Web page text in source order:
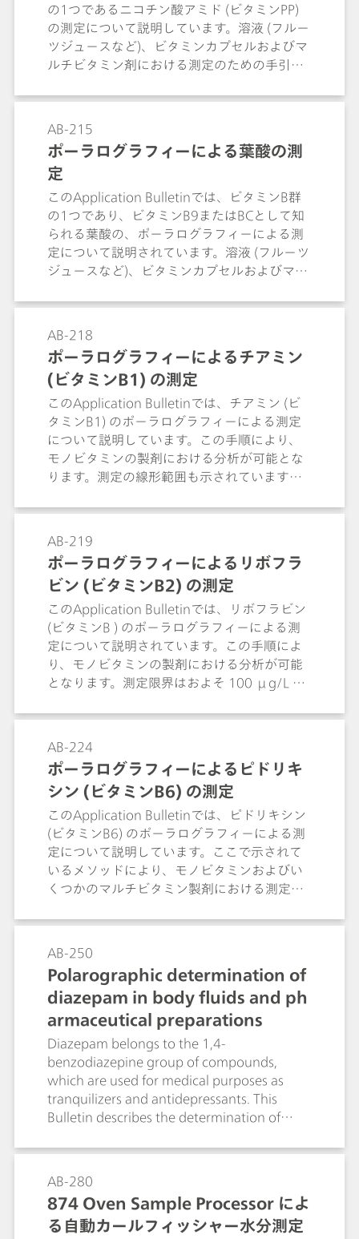
説明しています。複合カリウムイオン選択性
電極 (ISE) を用いた様々なマトリックスにおけ
るいくつかのカリウムの測定について、ここ
で紹介されています。加えて、最良の測定実
げられています。
の1つであるニコチン酸アミド (ビタミンPP)
の測定について説明しています。溶液 (フルー
ツジュースなど)、ビタミンカプセルおよびマ
ルチビタミン剤における測定のための手引き
定されています。ニコチン酸アミドの検出限
AB-215
ポーラログラフィーによる葉酸の測
定
このApplication Bulletinでは、ビタミンB群
の1つであり、ビタミンB9またはBCとして知
られる葉酸の、ポーラログラフィーによる測
定について説明されています。溶液 (フルーツ
ジュースなど)、ビタミンカプセルおよびマル
示されています。測定の線形範囲も指定され
です。
AB-218
ポーラログラフィーによるチアミン
(ビタミンB1) の測定
このApplication Bulletinでは、チアミン (ビ
タミンB1) のポーラログラフィーによる測定
について説明しています。この手順により、
モノビタミンの製剤における分析が可能とな
ります。測定の線形範囲も示されています。
AB-219
ポーラログラフィーによるリボフラ
ビン (ビタミンB2) の測定
このApplication Bulletinでは、リボフラビン
(ビタミンB ) のポーラログラフィーによる測
定について説明されています。この手順によ
り、モノビタミンの製剤における分析が可能
となります。測定限界はおよそ 100 μg/L で
AB-224
ポーラログラフィーによるピドリキ
シン (ビタミンB6) の測定
このApplication Bulletinでは、ピドリキシン
(ビタミンB6) のポーラログラフィーによる測
定について説明しています。ここで示されて
いるメソッドにより、モノビタミンおよびい
くつかのマルチビタミン製剤における測定が
ています。ピドリキシンHCIの検出限界はおよ
AB-250
Polarographic determination of
diazepam in body fluids and ph
armaceutical preparations
Diazepam belongs to the 1,4-
benzodiazepine group of compounds,
which are used for medical purposes as
tranquilizers and antidepressants. This
Bulletin describes the determination of
serum, urine) by means of differential pulse
pH = 2.8 with a methanol volume fraction
of 20% is used as the supporting electrolyte
then a pronounced reduction peak is
AB-280
874 Oven Sample Processor によ
る自動カールフィッシャー水分測定